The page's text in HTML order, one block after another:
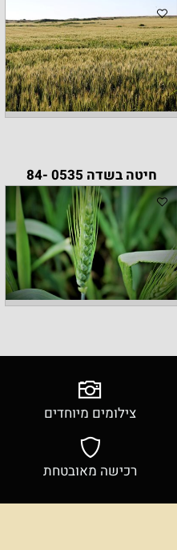
חיטה בשדה 0535 -84
צילומים מיוחדים
רכישה מאובטחת